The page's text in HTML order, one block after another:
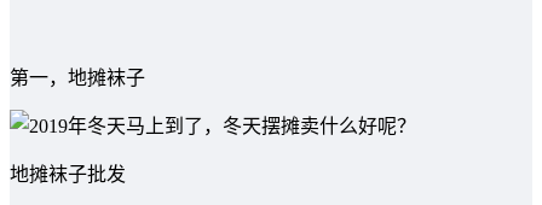
第一，地摊袜子
地摊袜子批发